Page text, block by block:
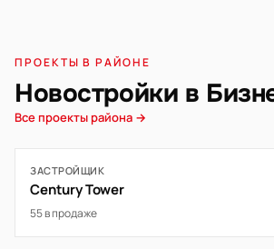
ПРОЕКТЫ В РАЙОНЕ
Новостройки в
Все проекты района →
ЗАСТРОЙЩИК
Century Tower
55 в продаже